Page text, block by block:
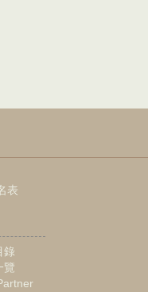
表
錄
覽